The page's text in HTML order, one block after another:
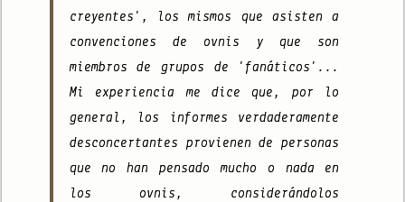
creyentes', los mismos que asisten a
convenciones de ovnis y que son
miembros de grupos de 'fanáticos'...
Mi experiencia me dice que, por lo
general, los informes verdaderamente
desconcertantes provienen de personas
que no han pensado mucho o nada en
los ovnis, considerándolos